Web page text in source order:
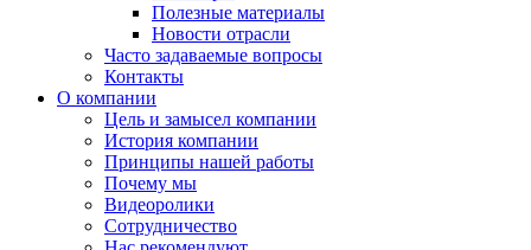
Полезные материалы
Новости отрасли
Часто задаваемые вопросы
Контакты
О компании
Цель и замысел компании
История компании
Принципы нашей работы
Почему мы
Видеоролики
Сотрудничество